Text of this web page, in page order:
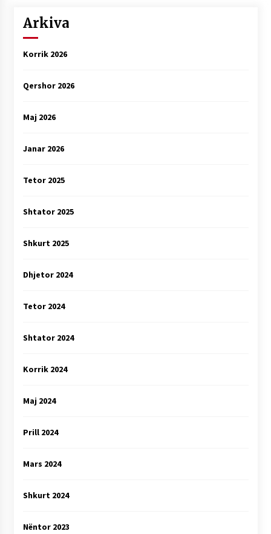
Arkiva
Korrik 2026
Qershor 2026
Maj 2026
Janar 2026
Tetor 2025
Shtator 2025
Shkurt 2025
Dhjetor 2024
Tetor 2024
Shtator 2024
Korrik 2024
Maj 2024
Prill 2024
Mars 2024
Shkurt 2024
Nëntor 2023